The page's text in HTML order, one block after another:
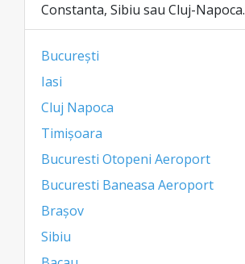
Constanta, Sibiu sau Cluj-Napoca.
București
Iasi
Cluj Napoca
Timișoara
Bucuresti Otopeni Aeroport
Bucuresti Baneasa Aeroport
Brașov
Sibiu